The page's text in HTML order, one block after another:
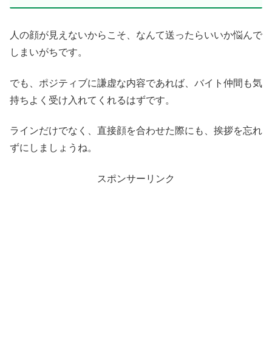
人の顔が見えないからこそ、なんて送ったらいいか悩んで
しまいがちです。
でも、ポジティブに謙虚な内容であれば、バイト仲間も気
持ちよく受け入れてくれるはずです。
ラインだけでなく、直接顔を合わせた際にも、挨拶を忘れ
ずにしましょうね。
スポンサーリンク